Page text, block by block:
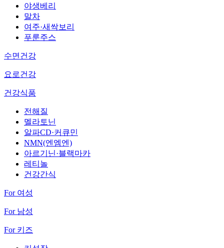
야생베리
말차
여주·새싹보리
푸룬주스
수면건강
요로건강
건강식품
전해질
멜라토닌
알파CD·커큐민
NMN(엔엠엔)
아르기닌·블랙마카
레티놀
건강간식
For 여성
For 남성
For 키즈